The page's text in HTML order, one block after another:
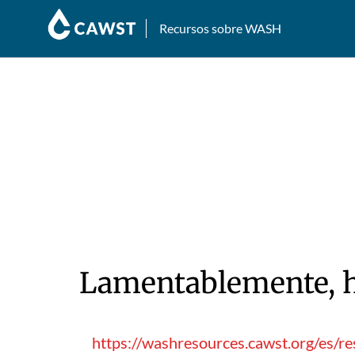
Recursos sobre WASH
Lamentablemente,
https://washresources.cawst.org/es/